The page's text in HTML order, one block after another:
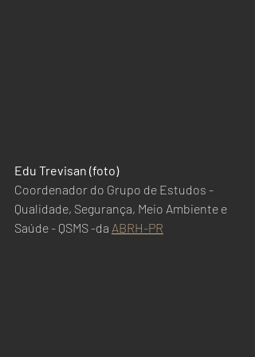
Edu Trevisan (foto)
Coordenador do Grupo de Estudos -
Qualidade, Segurança, Meio Ambiente e
Saúde - QSMS -da ABRH-PR